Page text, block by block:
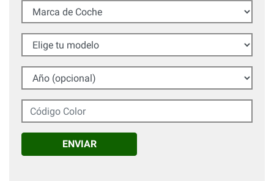
Marca de Coche
Elige tu modelo
Año (opcional)
Código Color
ENVIAR